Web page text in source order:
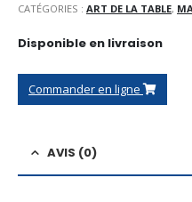
CATÉGORIES : ART DE LA TABLE,
Disponible en livraison
Commander en ligne
AVIS (0)